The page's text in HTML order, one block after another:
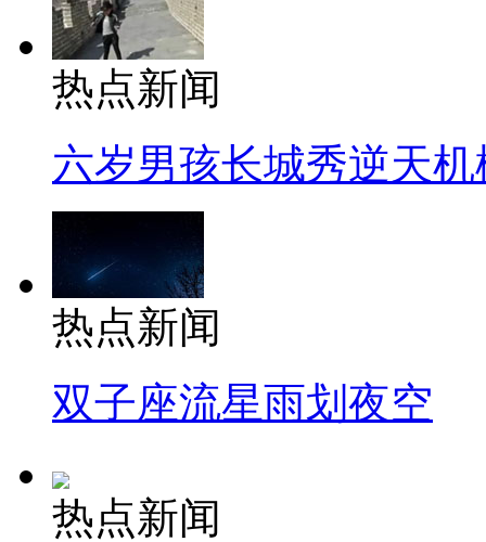
热点新闻
六岁男孩长城秀逆天机
热点新闻
双子座流星雨划夜空
热点新闻